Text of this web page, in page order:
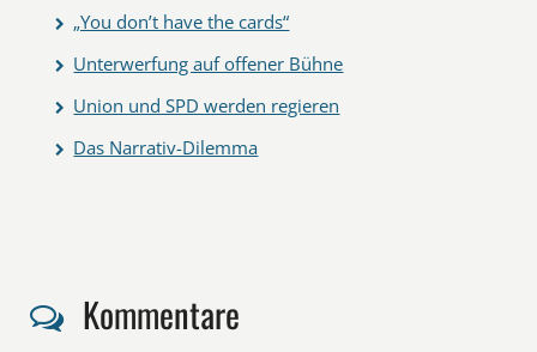
„You don’t have the cards“
Unterwerfung auf offener Bühne
Union und SPD werden regieren
Das Narrativ-Dilemma
Kommentare